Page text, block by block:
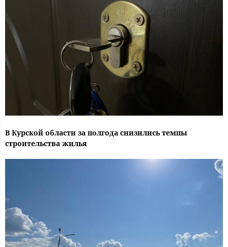
В Курской области за полгода снизились темпы
строительства жилья